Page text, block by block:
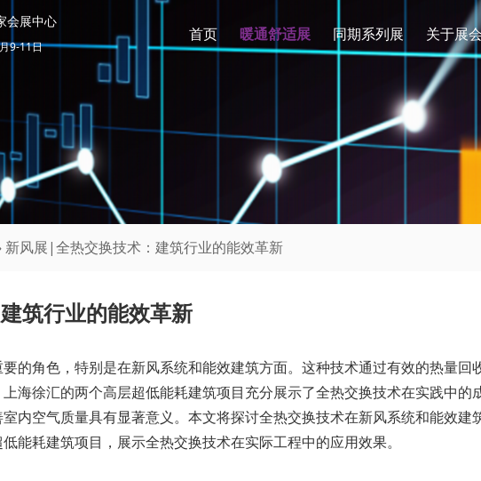
会展中心
9-11日
首页 暖通舒适展 同期系列展 关于展
新风展|全热交换技术：建筑行业的能效革新
筑行业的能效革新
的角色，特别是在新风系统和能效建筑方面。这种技术通过有效的热量
海徐汇的两个高层超低能耗建筑项目充分展示了全热交换技术在实践中
内空气质量具有显著意义。本文将探讨全热交换技术在新风系统和能效
能耗建筑项目，展示全热交换技术在实际工程中的应用效果。